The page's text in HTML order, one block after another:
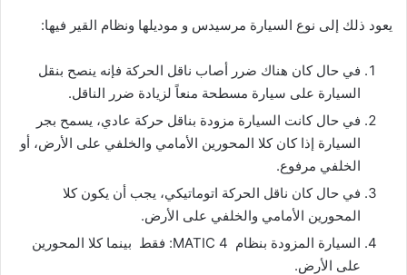
يعود ذلك إلى نوع السيارة مرسيدس و موديلها ونظام القير فيها:
في حال كان هناك ضرر أصاب ناقل الحركة فإنه ينصح بنقل
السيارة على سيارة مسطحة منعاً لزيادة ضرر الناقل.
في حال كانت السيارة مزودة بناقل حركة عادي، يسمح بجر
السيارة إذا كان كلا المحورين الأمامي والخلفي على الأرض، أو
الخلفي مرفوع.
في حال كان ناقل الحركة اتوماتيكي، يجب أن يكون كلا
المحورين الأمامي والخلفي على الأرض.
السيارة المزودة بنظام MATIC 4: فقط بينما كلا المحورين
على الأرض.